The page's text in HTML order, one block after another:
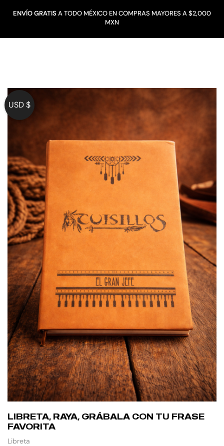
ENVÍO GRATISA TODO MÉXICO EN COMPRAS MAYORES A $2,000
MXN
LIBRETA, RAYA, GRÁBALA CON TU FRASE
FAVORITA
Libreta
USD $